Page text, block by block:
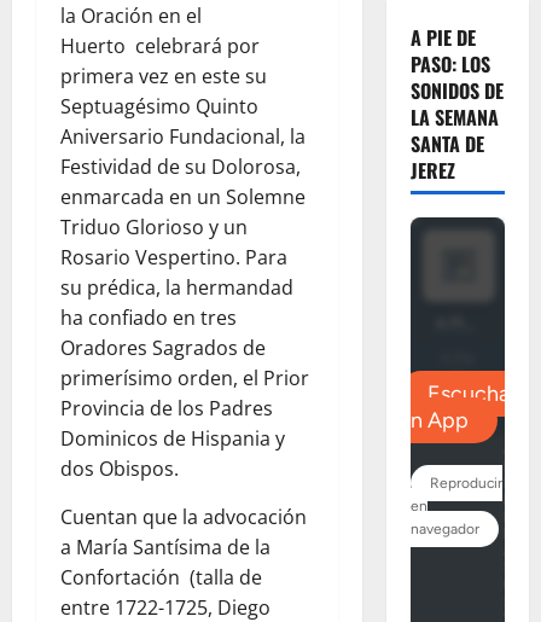
la Oración en el
Huerto celebrará por
primera vez en este su
Septuagésimo Quinto
Aniversario Fundacional, la
Festividad de su Dolorosa,
enmarcada en un Solemne
Triduo Glorioso y un
Rosario Vespertino. Para
su prédica, la hermandad
ha confiado en tres
Oradores Sagrados de
primerísimo orden, el Prior
Provincia de los Padres
Dominicos de Hispania y
dos Obispos.
Cuentan que la advocación
a María Santísima de la
Confortación (talla de
entre 1722-1725, Diego
A PIE DE
PASO: LOS
SONIDOS DE
LA SEMANA
SANTA DE
JEREZ